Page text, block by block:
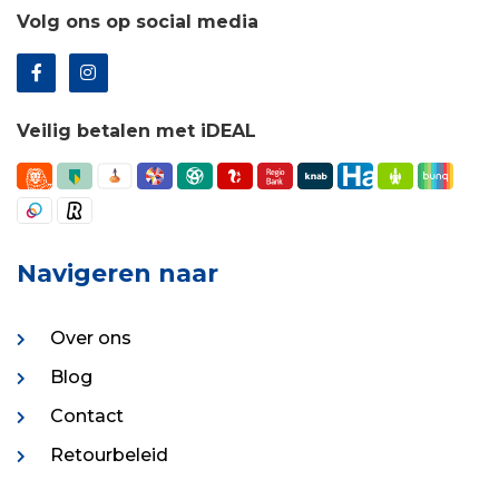
Volg ons op social media
Veilig betalen met iDEAL
Navigeren naar
Over ons
Blog
Contact
Retourbeleid